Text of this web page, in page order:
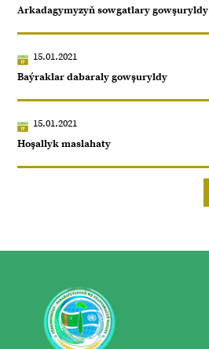
Arkadagymyzyň sowgatlary gowşuryldy
15.01.2021
Baýraklar dabaraly gowşuryldy
15.01.2021
Hoşallyk maslahaty